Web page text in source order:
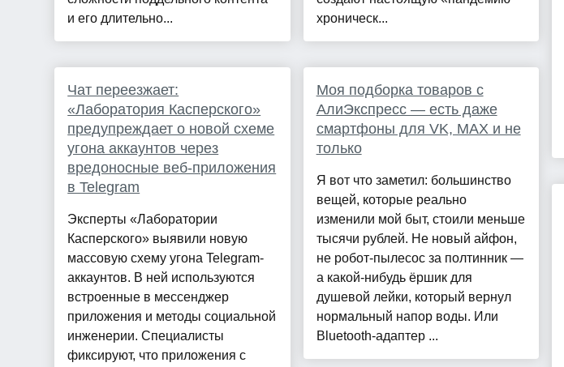
и его длительно...
Чат переезжает:
«Лаборатория Касперского»
предупреждает о новой схеме
угона аккаунтов через
вредоносные веб-приложения
в Telegram
Эксперты «Лаборатории
Касперского» выявили новую
массовую схему угона Telegram-
аккаунтов. В ней используются
встроенные в мессенджер
приложения и методы социальной
инженерии. Специалисты
фиксируют, что приложения с
хроническ...
Моя подборка товаров с
АлиЭкспресс — есть даже
смартфоны для VK, MAX и не
только
Я вот что заметил: большинство
вещей, которые реально
изменили мой быт, стоили меньше
тысячи рублей. Не новый айфон,
не робот-пылесос за полтинник —
а какой-нибудь ёршик для
душевой лейки, который вернул
нормальный напор воды. Или
Bluetooth-адаптер ...